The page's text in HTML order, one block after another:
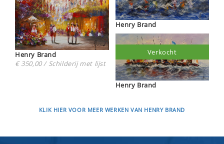
Henry Brand
€ 350,00 / Schilderij met lijst
Henry Brand
Henry Brand
Verkocht
KLIK HIER VOOR MEER WERKEN VAN HENRY BRAND